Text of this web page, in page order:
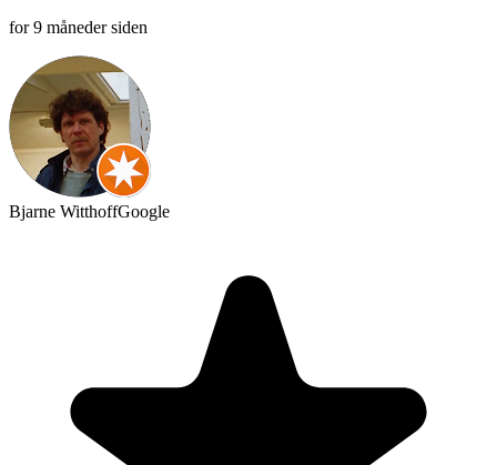
for 9 måneder siden
Bjarne WitthoffGoogle